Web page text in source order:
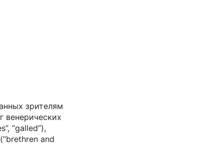
зрителям
венерических
“galled”),
and